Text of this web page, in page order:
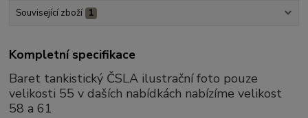
Související zboží 1
Kompletní specifikace
Baret tankistický ČSLA ilustrační foto pouze
velikosti 55 v daších nabídkách nabízíme velikost
58 a 61